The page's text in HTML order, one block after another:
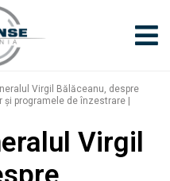
Virgil Bălăceanu, despre
programele de înzestrare |
Virgil